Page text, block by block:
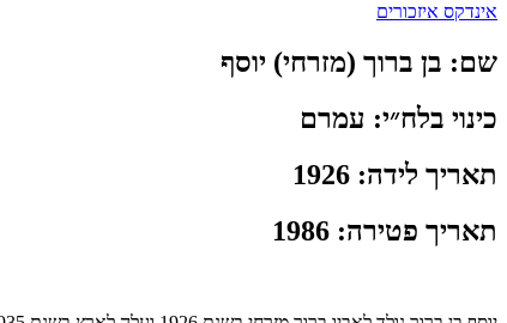
אינדקס איזכורים
שם: בן ברוך (מזרחי) יוסף
כינוי בלח״י: עמרם
תאריך לידה: 1926
תאריך פטירה: 1986